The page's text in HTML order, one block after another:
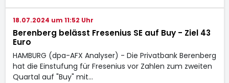
18.07.2024 um 11:52 Uhr
Berenberg belässt Fresenius SE auf Buy - Ziel 43
Euro
HAMBURG (dpa-AFX Analyser) - Die Privatbank Berenberg
hat die Einstufung für Fresenius vor Zahlen zum zweiten
Quartal auf "Buy" mit…